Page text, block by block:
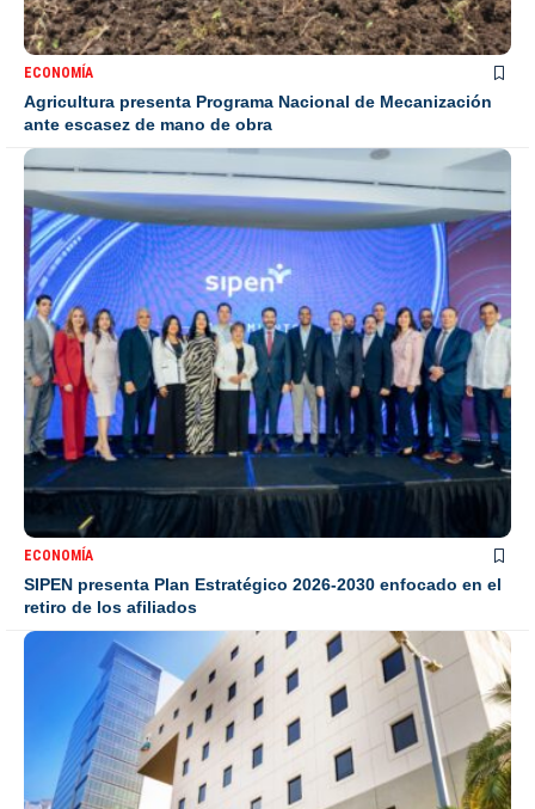
ECONOMÍA
Agricultura presenta Programa Nacional de Mecanización
ante escasez de mano de obra
ECONOMÍA
SIPEN presenta Plan Estratégico 2026-2030 enfocado en el
retiro de los afiliados